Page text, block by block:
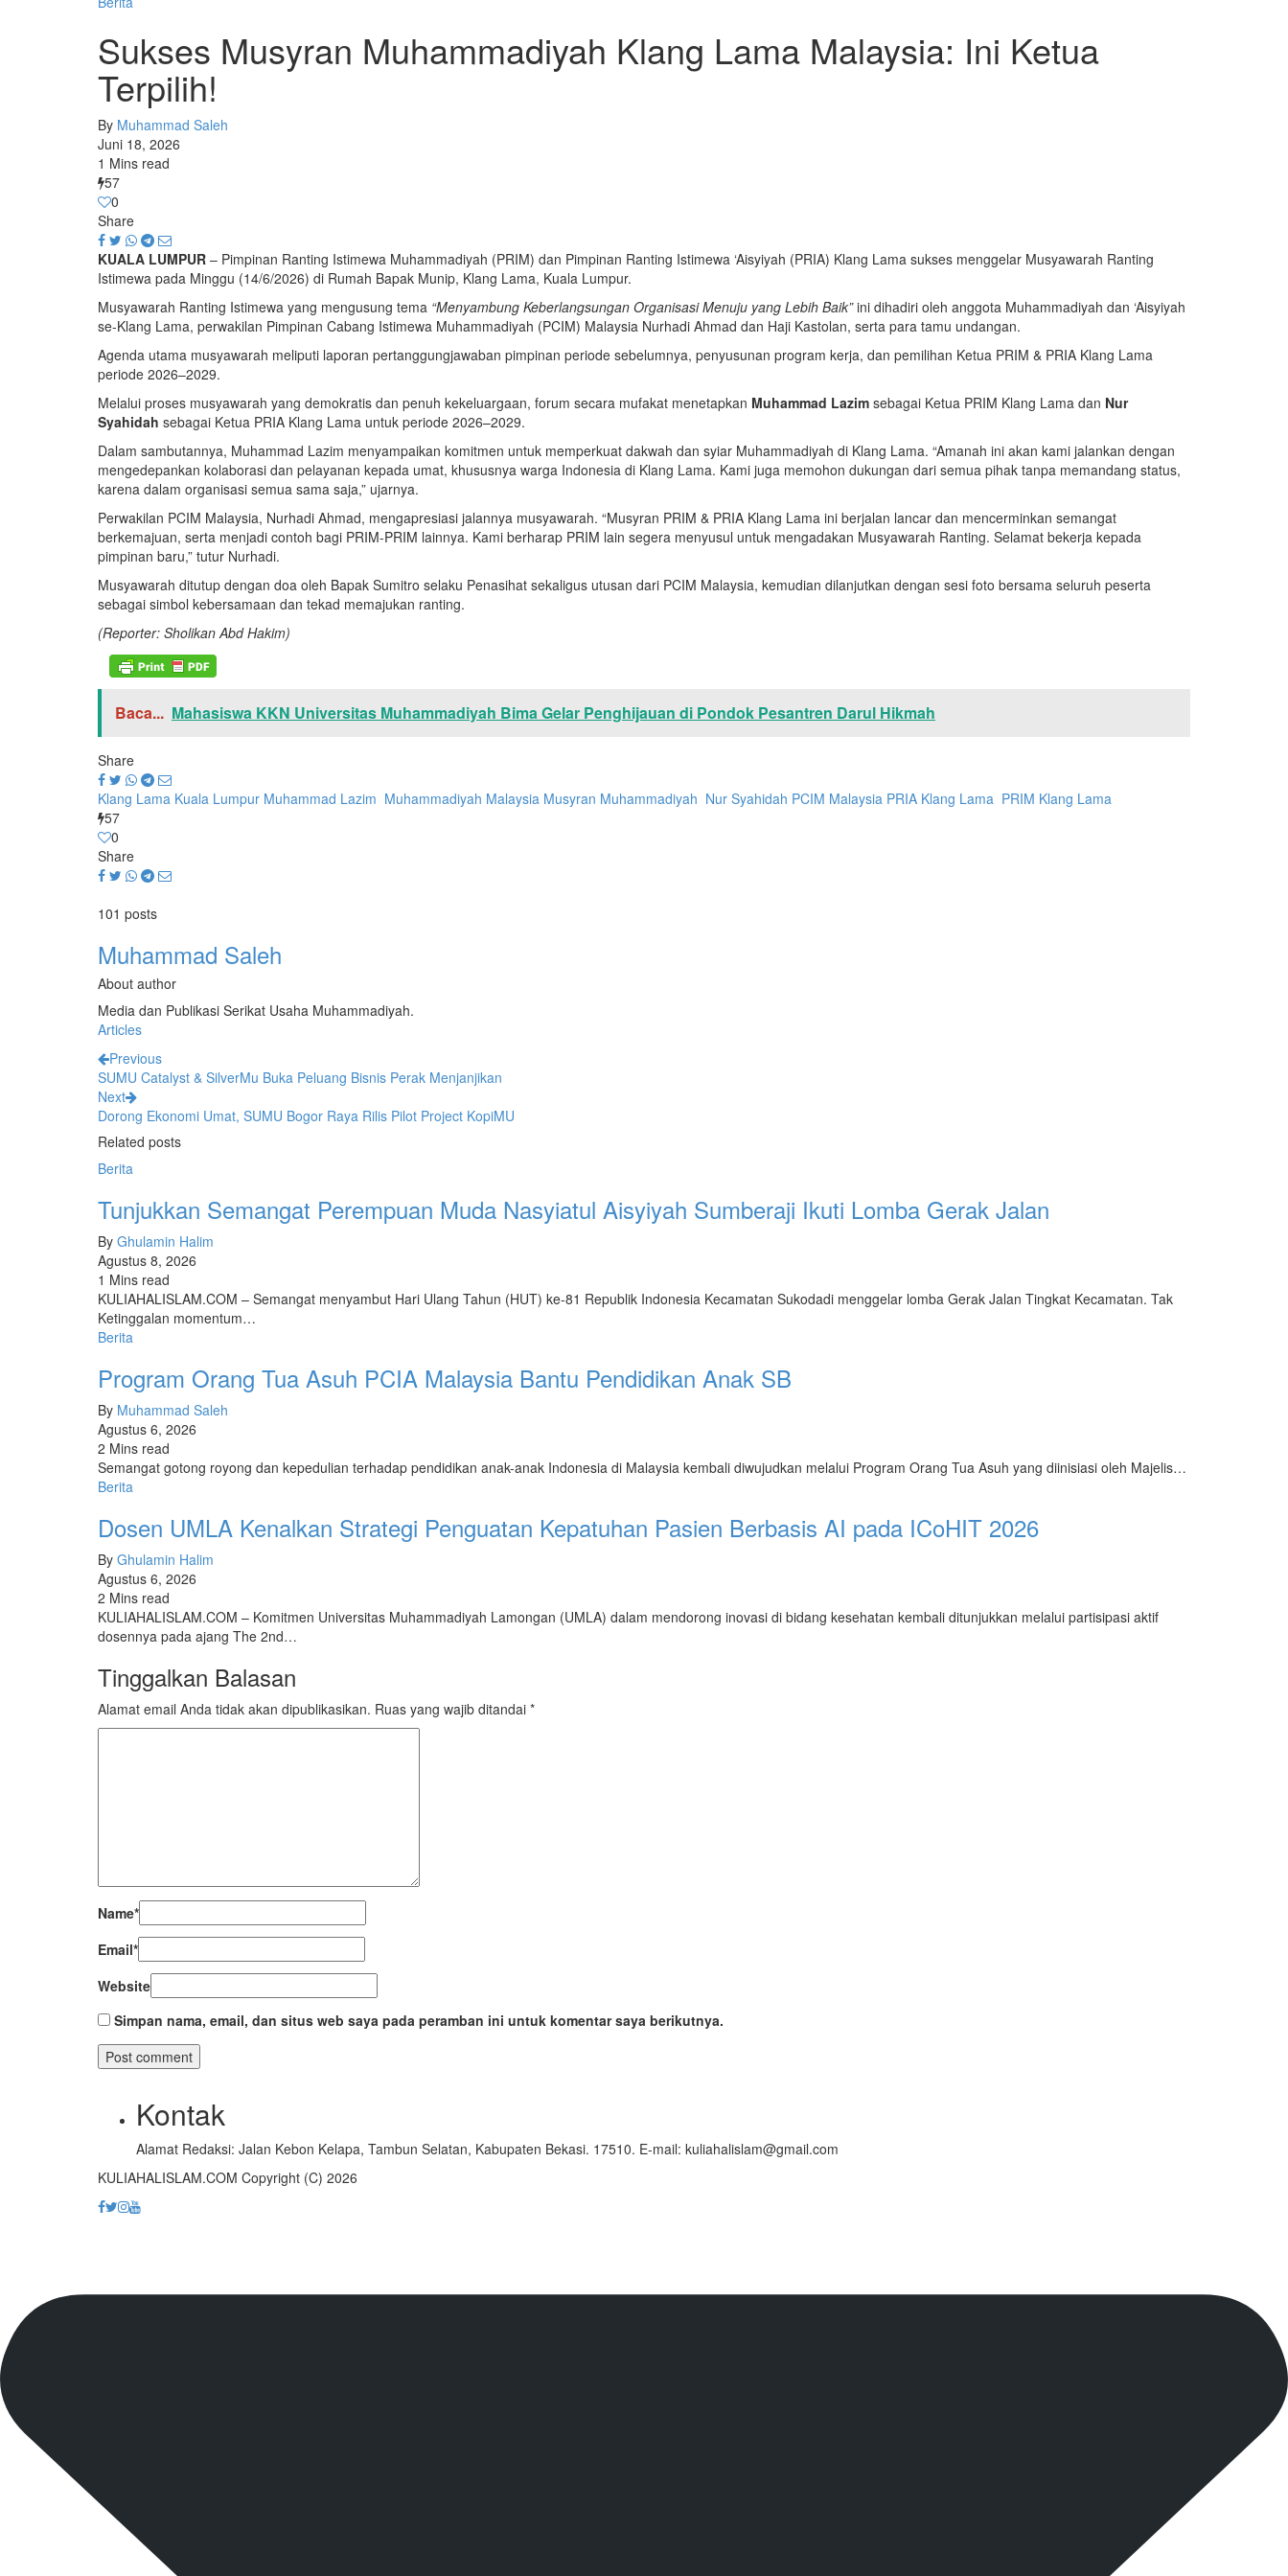
Sukses Musyran Muhammadiyah Klang Lama Malaysia: Ini Ketua
Terpilih!
By Muhammad Saleh
Juni 18, 2026
1 Mins read
57
0
Share
KUALA LUMPUR – Pimpinan Ranting Istimewa Muhammadiyah (PRIM) dan Pimpinan Ranting Istimewa ‘Aisyiyah (PRIA) Klang Lama sukses menggelar Musyawarah Ranting
Istimewa pada Minggu (14/6/2026) di Rumah Bapak Munip, Klang Lama, Kuala Lumpur.
​Musyawarah Ranting Istimewa yang mengusung tema “Menyambung Keberlangsungan Organisasi Menuju yang Lebih Baik”ini dihadiri oleh anggota Muhammadiyah dan ‘Aisyiyah
se-Klang Lama, perwakilan Pimpinan Cabang Istimewa Muhammadiyah (PCIM) Malaysia Nurhadi Ahmad dan Haji Kastolan, serta para tamu undangan.
​Agenda utama musyawarah meliputi laporan pertanggungjawaban pimpinan periode sebelumnya, penyusunan program kerja, dan pemilihan Ketua PRIM & PRIA Klang Lama
periode 2026–2029.
​Melalui proses musyawarah yang demokratis dan penuh kekeluargaan, forum secara mufakat menetapkan Muhammad Lazim sebagai Ketua PRIM Klang Lama dan Nur
Syahidah sebagai Ketua PRIA Klang Lama untuk periode 2026–2029.
​Dalam sambutannya, Muhammad Lazim menyampaikan komitmen untuk memperkuat dakwah dan syiar Muhammadiyah di Klang Lama. “Amanah ini akan kami jalankan dengan
mengedepankan kolaborasi dan pelayanan kepada umat, khususnya warga Indonesia di Klang Lama. Kami juga memohon dukungan dari semua pihak tanpa memandang status,
karena dalam organisasi semua sama saja,” ujarnya.
​Perwakilan PCIM Malaysia, Nurhadi Ahmad, mengapresiasi jalannya musyawarah. “Musyran PRIM & PRIA Klang Lama ini berjalan lancar dan mencerminkan semangat
berkemajuan, serta menjadi contoh bagi PRIM-PRIM lainnya. Kami berharap PRIM lain segera menyusul untuk mengadakan Musyawarah Ranting. Selamat bekerja kepada
pimpinan baru,” tutur Nurhadi.
​Musyawarah ditutup dengan doa oleh Bapak Sumitro selaku Penasihat sekaligus utusan dari PCIM Malaysia, kemudian dilanjutkan dengan sesi foto bersama seluruh peserta
sebagai simbol kebersamaan dan tekad memajukan ranting.
(Reporter: Sholikan Abd Hakim)
Baca... Mahasiswa KKN Universitas Muhammadiyah Bima Gelar Penghijauan di Pondok Pesantren Darul Hikmah
Share
​Klang Lama Kuala Lumpur Muhammad Lazim ​ ​Muhammadiyah Malaysia Musyran Muhammadiyah ​ Nur Syahidah PCIM Malaysia ​PRIA Klang Lama ​ ​PRIM Klang Lama
57
0
Share
101 posts
Muhammad Saleh
About author
Media dan Publikasi Serikat Usaha Muhammadiyah.
Articles
Previous
SUMU Catalyst & SilverMu Buka Peluang Bisnis Perak Menjanjikan
Next
Dorong Ekonomi Umat, SUMU Bogor Raya Rilis Pilot Project KopiMU
Related posts
Berita
Tunjukkan Semangat Perempuan Muda Nasyiatul Aisyiyah Sumberaji Ikuti Lomba Gerak Jalan
By Ghulamin Halim
Agustus 8, 2026
1 Mins read
KULIAHALISLAM.COM – Semangat menyambut Hari Ulang Tahun (HUT) ke-81 Republik Indonesia Kecamatan Sukodadi menggelar lomba Gerak Jalan Tingkat Kecamatan. Tak
Ketinggalan momentum…
Berita
Program Orang Tua Asuh PCIA Malaysia Bantu Pendidikan Anak SB
By Muhammad Saleh
Agustus 6, 2026
2 Mins read
​Semangat gotong royong dan kepedulian terhadap pendidikan anak-anak Indonesia di Malaysia kembali diwujudkan melalui Program Orang Tua Asuh yang diinisiasi oleh Majelis…
Berita
Dosen UMLA Kenalkan Strategi Penguatan Kepatuhan Pasien Berbasis AI pada ICoHIT 2026
By Ghulamin Halim
Agustus 6, 2026
2 Mins read
KULIAHALISLAM.COM – Komitmen Universitas Muhammadiyah Lamongan (UMLA) dalam mendorong inovasi di bidang kesehatan kembali ditunjukkan melalui partisipasi aktif
dosennya pada ajang The 2nd…
Tinggalkan Balasan
Alamat email Anda tidak akan dipublikasikan. Ruas yang wajib ditandai *
Name*
Email*
Website
Simpan nama, email, dan situs web saya pada peramban ini untuk komentar saya berikutnya.
Kontak
Alamat Redaksi: Jalan Kebon Kelapa, Tambun Selatan, Kabupaten Bekasi. 17510. E-mail: kuliahalislam@gmail.com
KULIAHALISLAM.COM Copyright (C) 2026